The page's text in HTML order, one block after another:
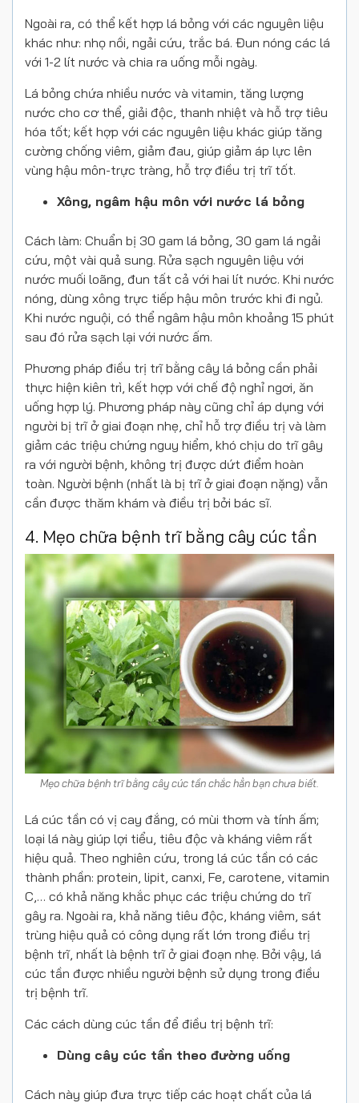
Ngoài ra, có thể kết hợp lá bỏng với các nguyên liệu
khác như: nhọ nồi, ngải cứu, trắc bá. Đun nóng các lá
với 1-2 lít nước và chia ra uống mỗi ngày.
Lá bỏng chứa nhiều nước và vitamin, tăng lượng
nước cho cơ thể, giải độc, thanh nhiệt và hỗ trợ tiêu
hóa tốt; kết hợp với các nguyên liệu khác giúp tăng
cường chống viêm, giảm đau, giúp giảm áp lực lên
vùng hậu môn-trực tràng, hỗ trợ điều trị trĩ tốt.
Xông, ngâm hậu môn với nước lá bỏng
Cách làm: Chuẩn bị 30 gam lá bỏng, 30 gam lá ngải
cứu, một vài quả sung. Rửa sạch nguyên liệu với
nước muối loãng, đun tất cả với hai lít nước. Khi nước
nóng, dùng xông trực tiếp hậu môn trước khi đi ngủ.
Khi nước nguội, có thể ngâm hậu môn khoảng 15 phút
sau đó rửa sạch lại với nước ấm.
Phương pháp điều trị trĩ bằng cây lá bỏng cần phải
thực hiện kiên trì, kết hợp với chế độ nghỉ ngơi, ăn
uống hợp lý. Phương pháp này cũng chỉ áp dụng với
người bị trĩ ở giai đoạn nhẹ, chỉ hỗ trợ điều trị và làm
giảm các triệu chứng nguy hiểm, khó chịu do trĩ gây
ra với người bệnh, không trị được dứt điểm hoàn
toàn. Người bệnh (nhất là bị trĩ ở giai đoạn nặng) vẫn
cần được thăm khám và điều trị bởi bác sĩ.
4. Mẹo chữa bệnh trĩ bằng cây cúc tần
Mẹo chữa bệnh trĩ bằng cây cúc tần chắc hẳn bạn chưa biết.
Lá cúc tần có vị cay đắng, có mùi thơm và tính ấm;
loại lá này giúp lợi tiểu, tiêu độc và kháng viêm rất
hiệu quả. Theo nghiên cứu, trong lá cúc tần có các
thành phần: protein, lipit, canxi, Fe, carotene, vitamin
C,… có khả năng khắc phục các triệu chứng do trĩ
gây ra. Ngoài ra, khả năng tiêu độc, kháng viêm, sát
trùng hiệu quả có công dụng rất lớn trong điều trị
bệnh trĩ, nhất là bệnh trĩ ở giai đoạn nhẹ. Bởi vậy, lá
cúc tần được nhiều người bệnh sử dụng trong điều
trị bệnh trĩ.
Các cách dùng cúc tần để điều trị bệnh trĩ:
Dùng cây cúc tần theo đường uống
Cách này giúp đưa trực tiếp các hoạt chất của lá